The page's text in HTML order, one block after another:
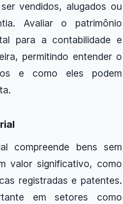
vendidos, alugados ou
Avaliar o patrimônio
para a contabilidade e
permitindo entender o
e como eles podem
compreende bens sem
valor significativo, como
registradas e patentes.
em setores como